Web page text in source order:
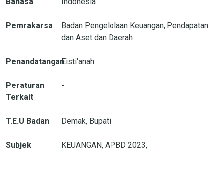
Pemrakarsa
Badan Pengelolaan Keuangan, Pendapatan
dan Aset dan Daerah
PenandatanganEisti'anah
Peraturan
Terkait
-
T.E.U Badan Demak, Bupati
Subjek KEUANGAN, APBD 2023,